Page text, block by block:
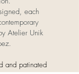
each
Atelier Unik
and patinated